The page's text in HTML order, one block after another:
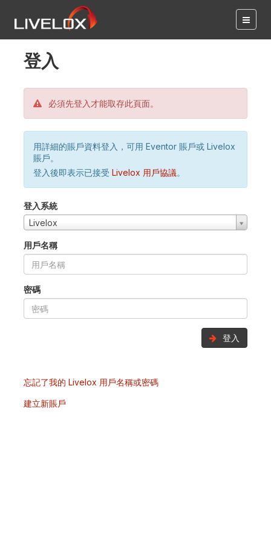
登入
必須先登入才能取存此頁面。
用詳細的賬戶資料登入，可用 Eventor 賬戶或 Livelox
賬戶。
登入後即表示已接受 Livelox 用戶協議。
登入系統
Livelox
用戶名稱
密碼
登入
忘記了我的 Livelox 用戶名稱或密碼
建立新賬戶